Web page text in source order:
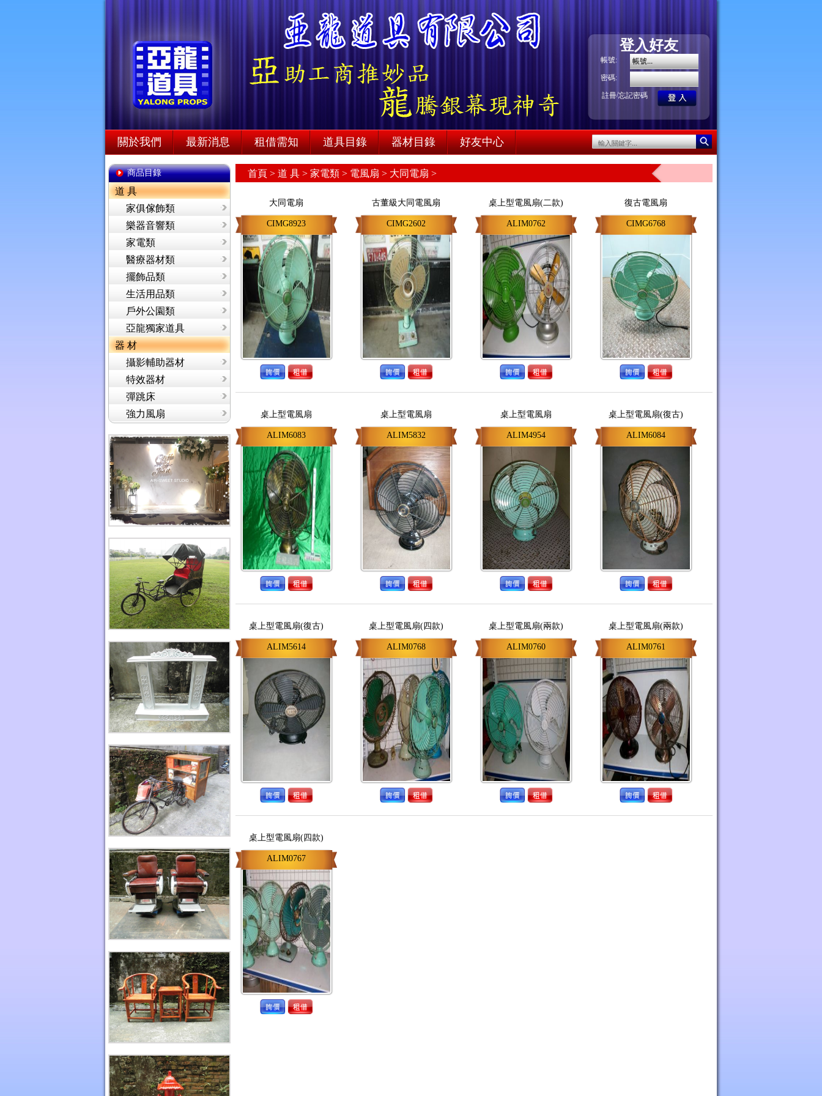
登入好友
帳號:
密碼:
註冊/忘記密碼
關於我們 最新消息 租借需知 道具目錄 器材目錄 好友中心
商品目錄
道 具
家俱傢飾類
樂器音響類
家電類
醫療器材類
擺飾品類
生活用品類
戶外公園類
亞龍獨家道具
器 材
攝影輔助器材
特效器材
彈跳床
強力風扇
首頁 > 道 具 > 家電類 > 電風扇 > 大同電扇 >
大同電扇
CIMG8923
古董級大同電風扇
CIMG2602
桌上型電風扇(二款)
ALIM0762
復古電風扇
CIMG6768
桌上型電風扇
ALIM6083
桌上型電風扇
ALIM5832
桌上型電風扇
ALIM4954
桌上型電風扇(復古)
ALIM6084
桌上型電風扇(復古)
ALIM5614
桌上型電風扇(四款)
ALIM0768
桌上型電風扇(兩款)
ALIM0760
桌上型電風扇(兩款)
ALIM0761
桌上型電風扇(四款)
ALIM0767